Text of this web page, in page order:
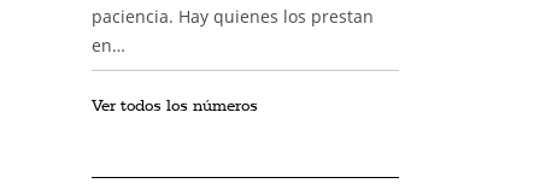
paciencia. Hay quienes los prestan
en…
Ver todos los números